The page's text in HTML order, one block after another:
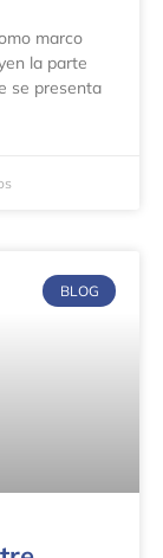
marco
la parte
se presenta
BLOG